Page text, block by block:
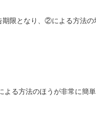
限となり、②による方法
る方法のほうが非常に簡